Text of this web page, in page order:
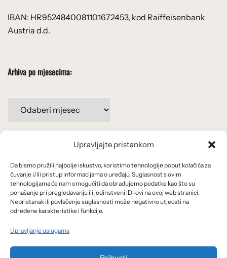
Upravljajte pristankom
Da bismo pružili najbolje iskustvo, koristimo tehnologije poput kolačića za
čuvanje i/ili pristup informacijama o uređaju. Suglasnost s ovim
tehnologijama će nam omogućiti da obrađujemo podatke kao što su
ponašanje pri pregledavanju ili jedinstveni ID-ovi na ovoj web stranici.
Nepristanak ili povlačenje suglasnosti može negativno utjecati na
određene karakteristike i funkcije.
Upravljanje uslugama
IBAN: HR9524840081101672453, kod Raiffeisenbank
Austria d.d.
Arhiva po mjesecima:
mjesecima:
Uvjeti korištenja
Politika privatnosti
Kolačići